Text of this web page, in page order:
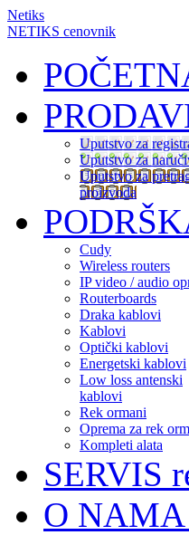
Netiks
NETIKS cenovnik
Uputstvo za
Uputstvo za
Uputstvo za
proizvoda
Cudy
Wireless routers
IP video / audio
Routerboards
Draka kablovi
Kablovi
Optički kablovi
Energetski kablovi
Low loss antenski
kablovi
Rek ormani
Oprema za rek
Kompleti alata
SERVIS
O NAMA